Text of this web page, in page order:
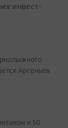
инвест-
Арсеньев
и 50